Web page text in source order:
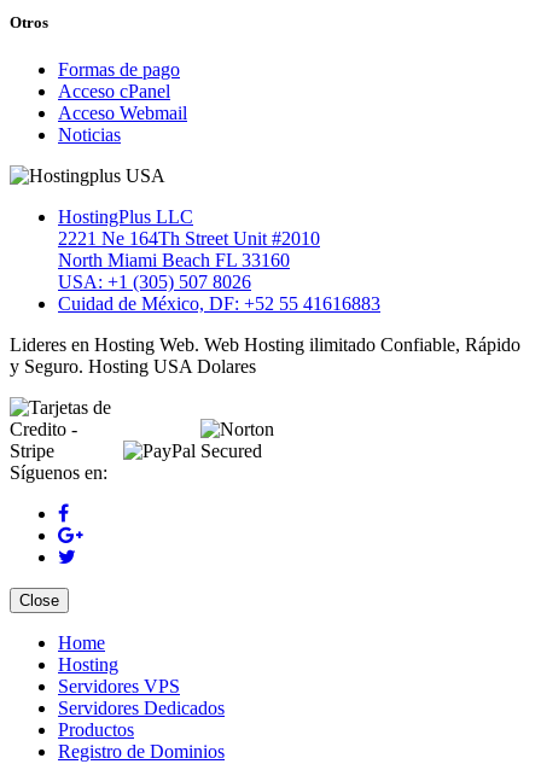
Otros
Formas de pago
Acceso cPanel
Acceso Webmail
Noticias
HostingPlus LLC
2221 Ne 164Th Street Unit #2010
North Miami Beach FL 33160
USA: +1 (305) 507 8026
Cuidad de México, DF: +52 55 41616883
Lideres en Hosting Web. Web Hosting ilimitado Confiable, Rápido
y Seguro. Hosting USA Dolares
Síguenos en:
Close
Home
Hosting
Servidores VPS
Servidores Dedicados
Productos
Registro de Dominios